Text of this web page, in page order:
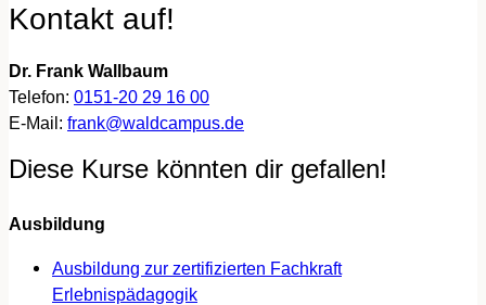
Kontakt auf!
Dr. Frank Wallbaum
Telefon: 0151-20 29 16 00
E-Mail: frank@waldcampus.de
Diese Kurse könnten dir gefallen!
Ausbildung
Ausbildung zur zertifizierten Fachkraft
Erlebnispädagogik